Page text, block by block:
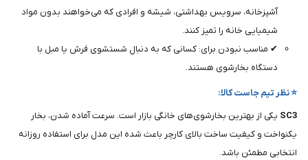
آشپزخانه، سرویس بهداشتی، شیشه و افرادی که می‌خواهند بدون مواد
شیمیایی خانه را تمیز کنند.
✔ مناسب نبودن برای: کسانی که به دنبال شستشوی فرش یا مبل با
دستگاه بخارشوی هستند.
⭐ نظر تیم جاست کالا:
SC3 یکی از بهترین بخارشوی‌های خانگی بازار است. سرعت آماده شدن، بخار
یکنواخت و کیفیت ساخت بالای کارچر باعث شده این مدل برای استفاده روزانه
انتخابی مطمئن باشد.